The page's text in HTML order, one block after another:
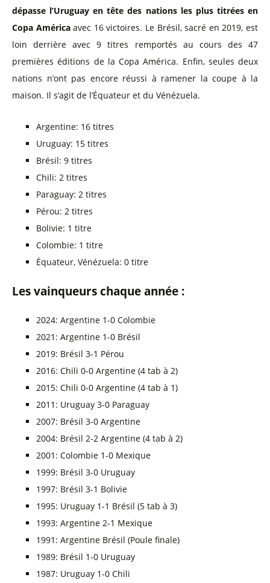
dépasse l’Uruguay en tête des nations les plus titrées en
Copa Américaavec 16 victoires. Le Brésil, sacré en 2019, est
loin derrière avec 9 titres remportés au cours des 47
premières éditions de la Copa América. Enfin, seules deux
nations n’ont pas encore réussi à ramener la coupe à la
maison. Il s’agit de l’Équateur et du Vénézuela.
Argentine: 16 titres
Uruguay: 15 titres
Brésil: 9 titres
Chili: 2 titres
Paraguay: 2 titres
Pérou: 2 titres
Bolivie: 1 titre
Colombie: 1 titre
Équateur, Vénézuela: 0 titre
Les vainqueurs chaque année :
2024: Argentine 1-0 Colombie
2021: Argentine 1-0 Brésil
2019: Brésil 3-1 Pérou
2016: Chili 0-0 Argentine (4 tab à 2)
2015: Chili 0-0 Argentine (4 tab à 1)
2011: Uruguay 3-0 Paraguay
2007: Brésil 3-0 Argentine
2004: Brésil 2-2 Argentine (4 tab à 2)
2001: Colombie 1-0 Mexique
1999: Brésil 3-0 Uruguay
1997: Brésil 3-1 Bolivie
1995: Uruguay 1-1 Brésil (5 tab à 3)
1993: Argentine 2-1 Mexique
1991: Argentine Brésil (Poule finale)
1989: Brésil 1-0 Uruguay
1987: Uruguay 1-0 Chili